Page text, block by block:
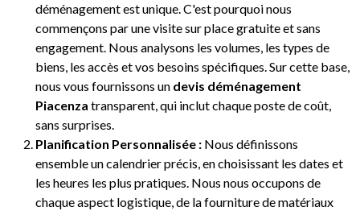
déménagement est unique. C'est pourquoi nous
commençons par une visite sur place gratuite et sans
engagement. Nous analysons les volumes, les types de
biens, les accès et vos besoins spécifiques. Sur cette base,
nous vous fournissons un devis déménagement
Piacenza transparent, qui inclut chaque poste de coût,
sans surprises.
Planification Personnalisée : Nous définissons
ensemble un calendrier précis, en choisissant les dates et
les heures les plus pratiques. Nous nous occupons de
chaque aspect logistique, de la fourniture de matériaux